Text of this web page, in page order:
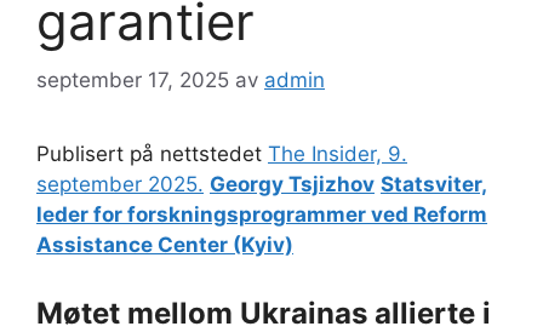
garantier
september 17, 2025 av admin
Publisert på nettstedet The Insider, 9.
september 2025. Georgy Tsjizhov Statsviter,
leder for forskningsprogrammer ved Reform
Assistance Center (Kyiv)
Møtet mellom Ukrainas allierte i